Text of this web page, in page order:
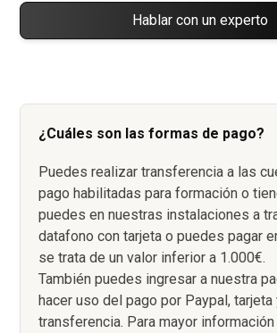
Hablar con un experto
¿Cuáles son las formas de pago?
Puedes realizar transferencia a las
pago habilitadas para formación o
puedes en nuestras instalaciones a
datafono con tarjeta o puedes pagar
se trata de un valor inferior a 1.000€.
También puedes ingresar a nuestra
hacer uso del pago por Paypal, tarjeta
transferencia. Para mayor